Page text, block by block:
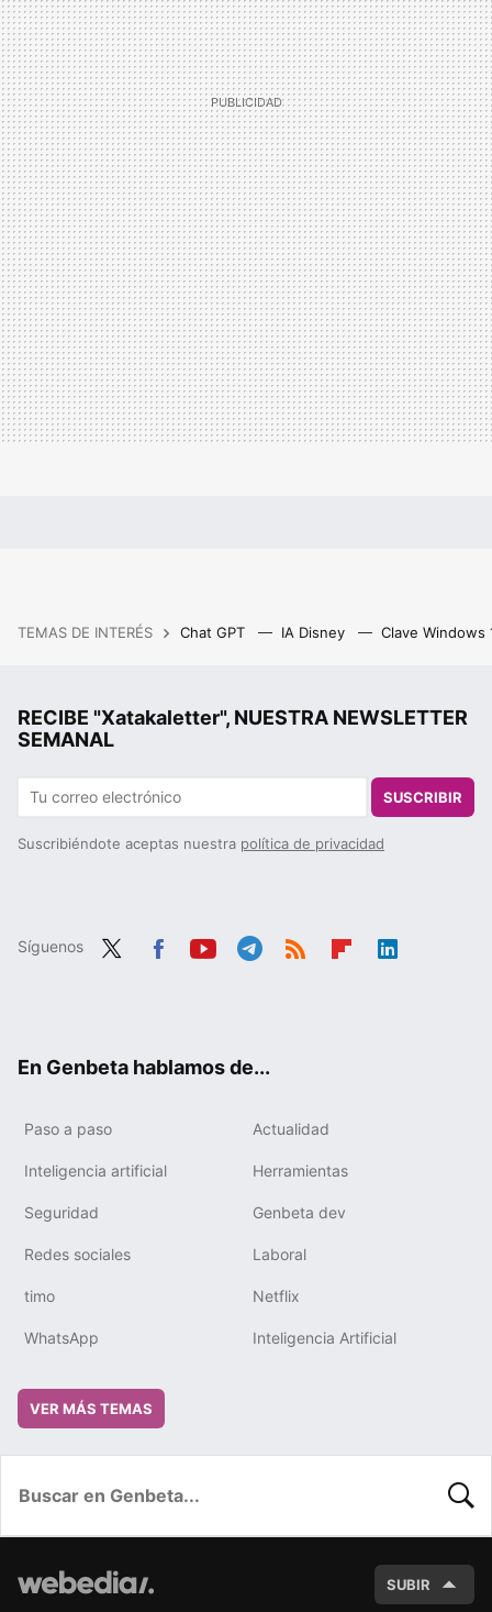
TEMAS DE INTERÉS Chat GPT IA Disney Clave Windows
RECIBE "Xatakaletter", NUESTRA NEWSLETTER
SEMANAL
SUSCRIBIR
Suscribiéndote aceptas nuestra política de privacidad
Síguenos
En Genbeta hablamos de...
Paso a paso Actualidad
Inteligencia artificial Herramientas
Seguridad Genbeta dev
Redes sociales Laboral
timo Netflix
WhatsApp Inteligencia Artificial
VER MÁS TEMAS
SUBIR